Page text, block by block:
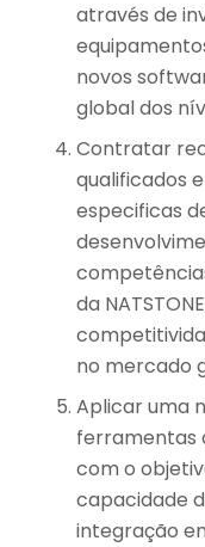
através de
novos
global dos
Contratar
qualificados
especificas
da
no mercado
Aplicar uma
ferramentas
com o
capacidade
integração